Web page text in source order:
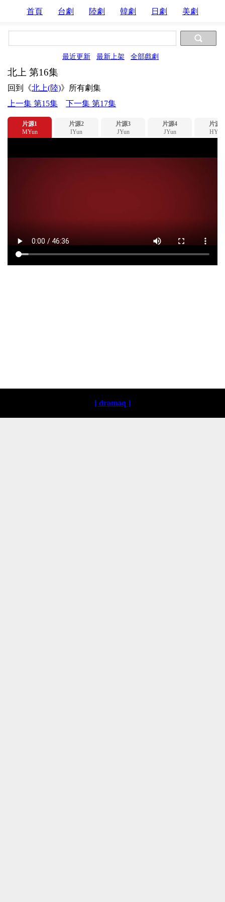
首頁 台劇 陸劇 韓劇 日劇 美劇
最近更新 最新上架 全部戲劇
北上 第16集
回到《北上(陸)》所有劇集
上一集 第15集
下一集 第17集
片源1
MYun
片源2
IYun
片源3
JYun
片源4
JYun
片源5
HYun
[ dramaq ]